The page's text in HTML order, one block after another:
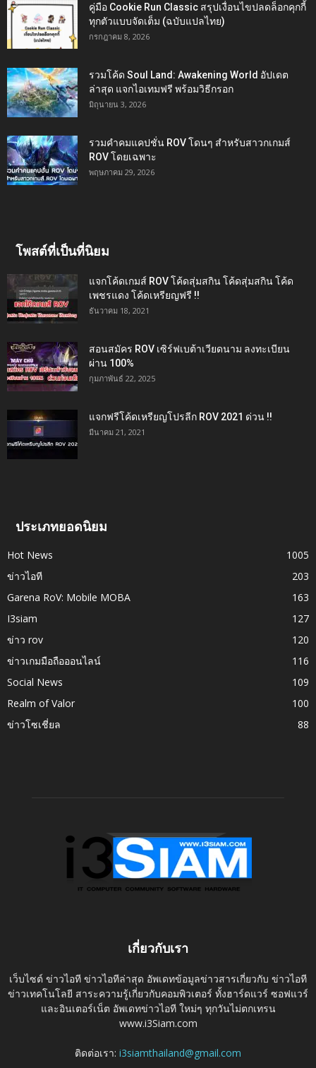
คู่มือ Cookie Run Classic สรุปเงื่อนไขปลดล็อกคุกกี้
ทุกตัวแบบจัดเต็ม (ฉบับแปลไทย)
กรกฎาคม 8, 2026
รวมโค้ด Soul Land: Awakening World อัปเดต
ล่าสุด แจกไอเทมฟรี พร้อมวิธีกรอก
มิถุนายน 3, 2026
รวมคำคมแคปชั่น ROV โดนๆ สำหรับสาวกเกมส์
ROV โดยเฉพาะ
พฤษภาคม 29, 2026
โพสต์ที่เป็นที่นิยม
แจกโค้ดเกมส์ ROV โค้ดสุ่มสกิน โค้ดสุ่มสกิน โค้ด
เพชรแดง โค้ดเหรียญฟรี !!
ธันวาคม 18, 2021
สอนสมัคร ROV เซิร์ฟเบต้าเวียดนาม ลงทะเบียน
ผ่าน 100%
กุมภาพันธ์ 22, 2025
แจกฟรีโค้ดเหรียญโปรลีก ROV 2021 ด่วน !!
มีนาคม 21, 2021
ประเภทยอดนิยม
Hot News
1005
ข่าวไอที
203
Garena RoV: Mobile MOBA
163
I3siam
127
ข่าว rov
120
ข่าวเกมมือถือออนไลน์
116
Social News
109
Realm of Valor
100
ข่าวโซเชี่ยล
88
เกี่ยวกับเรา
เว็บไซต์ ข่าวไอที ข่าวไอทีล่าสุด อัพเดทข้อมูลข่าวสารเกี่ยวกับ ข่าวไอที
ข่าวเทคโนโลยี สาระความรู้เกี่ยวกับคอมพิวเตอร์ ทั้งฮาร์ดแวร์ ซอฟแวร์
และอินเตอร์เน็ต อัพเดทข่าวไอที ใหม่ๆ ทุกวันไม่ตกเทรน
www.i3Siam.com
ติดต่อเรา: i3siamthailand@gmail.com